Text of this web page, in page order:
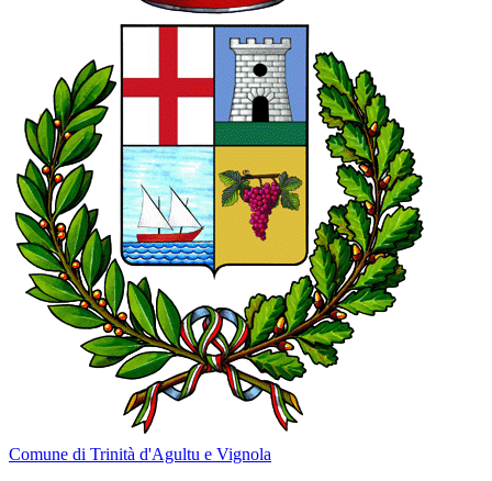
Comune di Trinità d'Agultu e Vignola